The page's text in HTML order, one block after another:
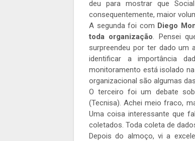
deu para mostrar que
consequentemente, maior
A segunda foi com Diego
toda organização. Pensei
surpreendeu por ter dado um
identificar a importância
monitoramento está isolado
organizacional são algumas
O terceiro foi um debate
(Tecnisa). Achei meio fraco,
Uma coisa interessante que
coletados. Toda coleta de
Depois do almoço, vi a